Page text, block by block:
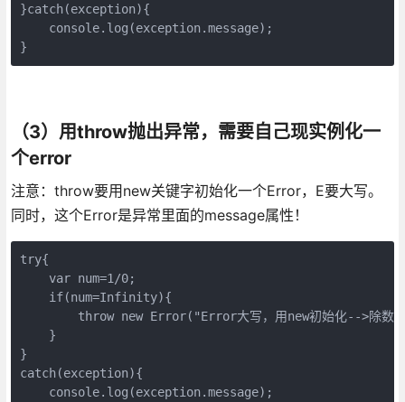
}catch(exception){
    console.log(exception.message);
}
（3）用throw抛出异常，需要自己现实例化一
个error
注意：throw要用new关键字初始化一个Error，E要大写。
同时，这个Error是异常里面的message属性！
try{
    var num=1/0;
    if(num=Infinity){
throw new Error("Error大写，用new初始化-->除数
    }
}
catch(exception){
    console.log(exception.message);